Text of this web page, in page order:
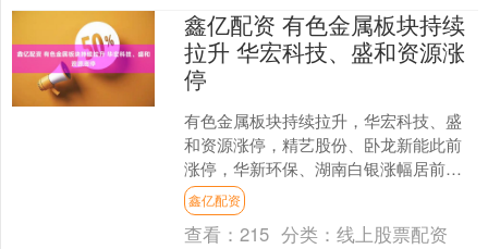
鑫亿配资 有色金属板块持续
拉升 华宏科技、盛和资源涨
停
有色金属板块持续拉升，华宏科技、盛
和资源涨停，精艺股份、卧龙新能此前
涨停，华新环保、湖南白银涨幅居前。
文章来源：东方财富Choice数据 责任编
辑：70 郑重....
鑫亿配资
查看：215 分类：线上股票配资